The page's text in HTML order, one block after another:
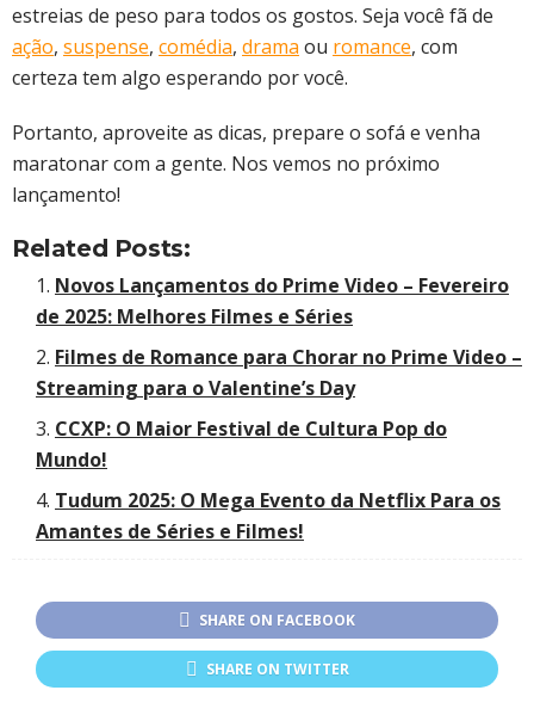
estreias de peso para todos os gostos. Seja você fã de
ação, suspense, comédia, drama ou romance, com
certeza tem algo esperando por você.
Portanto, aproveite as dicas, prepare o sofá e venha
maratonar com a gente. Nos vemos no próximo
lançamento!
Related Posts:
Novos Lançamentos do Prime Video – Fevereiro
de 2025: Melhores Filmes e Séries
Filmes de Romance para Chorar no Prime Video –
Streaming para o Valentine’s Day
CCXP: O Maior Festival de Cultura Pop do
Mundo!
Tudum 2025: O Mega Evento da Netflix Para os
Amantes de Séries e Filmes!
SHARE ON FACEBOOK
SHARE ON TWITTER